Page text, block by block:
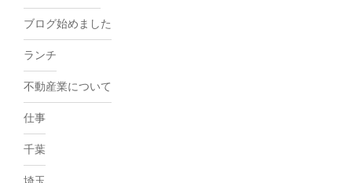
ブログ始めました
ランチ
不動産業について
仕事
千葉